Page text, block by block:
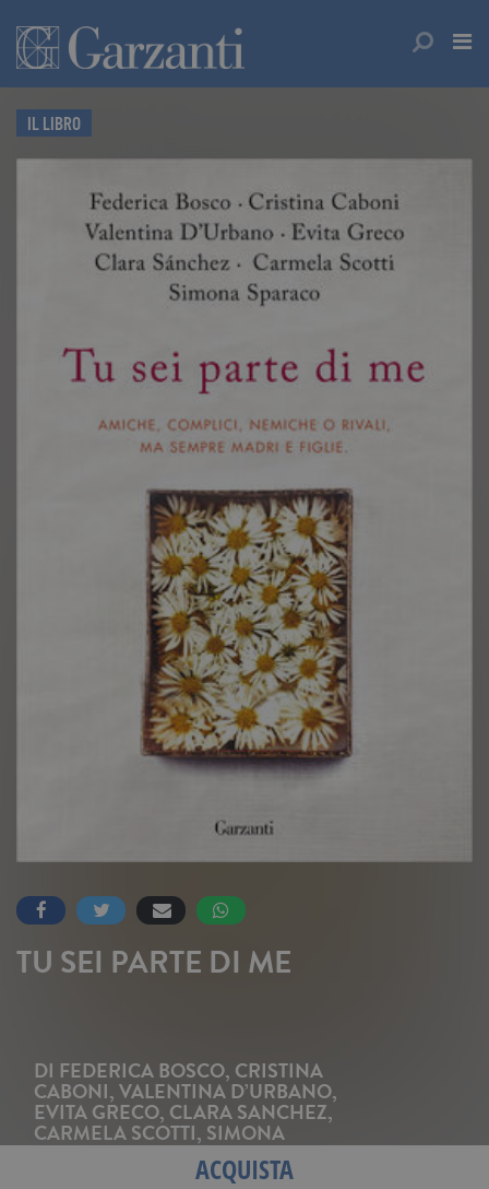
IL LIBRO
TU SEI PARTE DI ME
DI FEDERICA BOSCO, CRISTINA
CABONI,VALENTINA D’URBANO,
EVITA GRECO, CLARA SANCHEZ,
CARMELA SCOTTI, SIMONA
SPARACO ACQUISTA